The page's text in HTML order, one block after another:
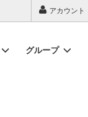
アカウント
グループ